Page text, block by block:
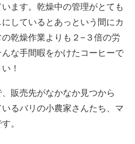
ます。乾燥中の管理がとても
しているとあっという間にカ
乾燥作業よりも２−３倍の労
な手間暇をかけたコーヒーで
！
販売先がなかなか見つから
るバリの小農家さんたち、マ
。